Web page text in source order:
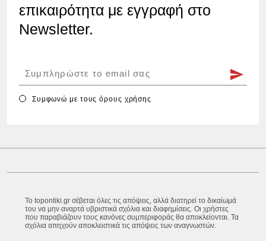
επικαιρότητα με εγγραφή στο
Newsletter.
Συμφωνώ με τουςόρους χρήσης
Το topontiki.gr σέβεται όλες τις απόψεις, αλλά διατηρεί το δικαίωμά
του να μην αναρτά υβριστικά σχόλια και διαφημίσεις. Οι χρήστες
που παραβιάζουν τους κανόνες συμπεριφοράς θα αποκλείονται. Τα
σχόλια απηχούν αποκλειστικά τις απόψεις των αναγνωστών.